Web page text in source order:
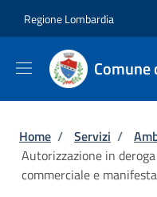
Regione Lombardia
Briciole di
Home / Servizi /
Autorizzazione in
commerciale e